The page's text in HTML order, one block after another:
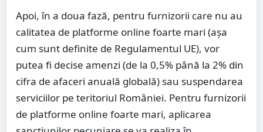
Apoi, în a doua fază, pentru furnizorii care nu au
calitatea de platforme online foarte mari (așa
cum sunt definite de Regulamentul UE), vor
putea fi decise amenzi (de la 0,5% până la 2% din
cifra de afaceri anuală globală) sau suspendarea
serviciilor pe teritoriul României. Pentru furnizorii
de platforme online foarte mari, aplicarea